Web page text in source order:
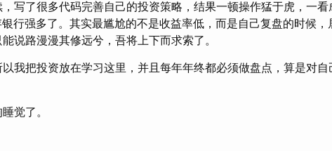
写了很多代码完善自己的投资策略，结果一顿操作猛于虎，一看
行强多了。其实最尴尬的不是收益率低，而是自己复盘的时候，
说路漫漫其修远兮，吾将上下而求索了。
我把投资放在学习这里，并且每年年终都必须做盘点，算是对自
觉了。